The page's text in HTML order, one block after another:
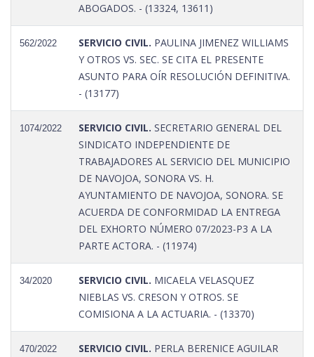
ABOGADOS. - (13324, 13611)
562/2022 SERVICIO CIVIL. PAULINA JIMENEZ WILLIAMS
Y OTROS VS. SEC. SE CITA EL PRESENTE
ASUNTO PARA OÍR RESOLUCIÓN DEFINITIVA.
- (13177)
1074/2022 SERVICIO CIVIL. SECRETARIO GENERAL DEL
SINDICATO INDEPENDIENTE DE
TRABAJADORES AL SERVICIO DEL MUNICIPIO
DE NAVOJOA, SONORA VS. H.
AYUNTAMIENTO DE NAVOJOA, SONORA. SE
ACUERDA DE CONFORMIDAD LA ENTREGA
DEL EXHORTO NÚMERO 07/2023-P3 A LA
PARTE ACTORA. - (11974)
34/2020 SERVICIO CIVIL. MICAELA VELASQUEZ
NIEBLAS VS. CRESON Y OTROS. SE
COMISIONA A LA ACTUARIA. - (13370)
470/2022 SERVICIO CIVIL. PERLA BERENICE AGUILAR